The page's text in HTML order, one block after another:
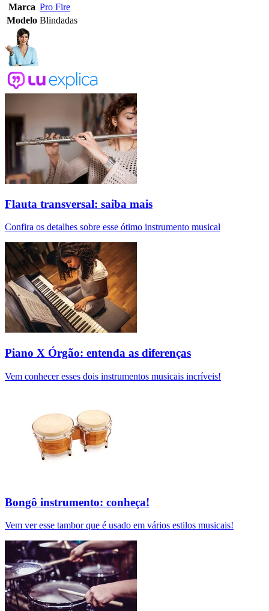
Marca Pro Fire
Modelo Blindadas
Flauta transversal: saiba mais
Confira os detalhes sobre esse ótimo instrumento musical
Piano X Órgão: entenda as diferenças
Vem conhecer esses dois instrumentos musicais incríveis!
Bongô instrumento: conheça!
Vem ver esse tambor que é usado em vários estilos musicais!